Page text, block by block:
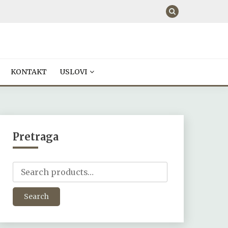
KONTAKT USLOVI
Pretraga
Search
for:
Search